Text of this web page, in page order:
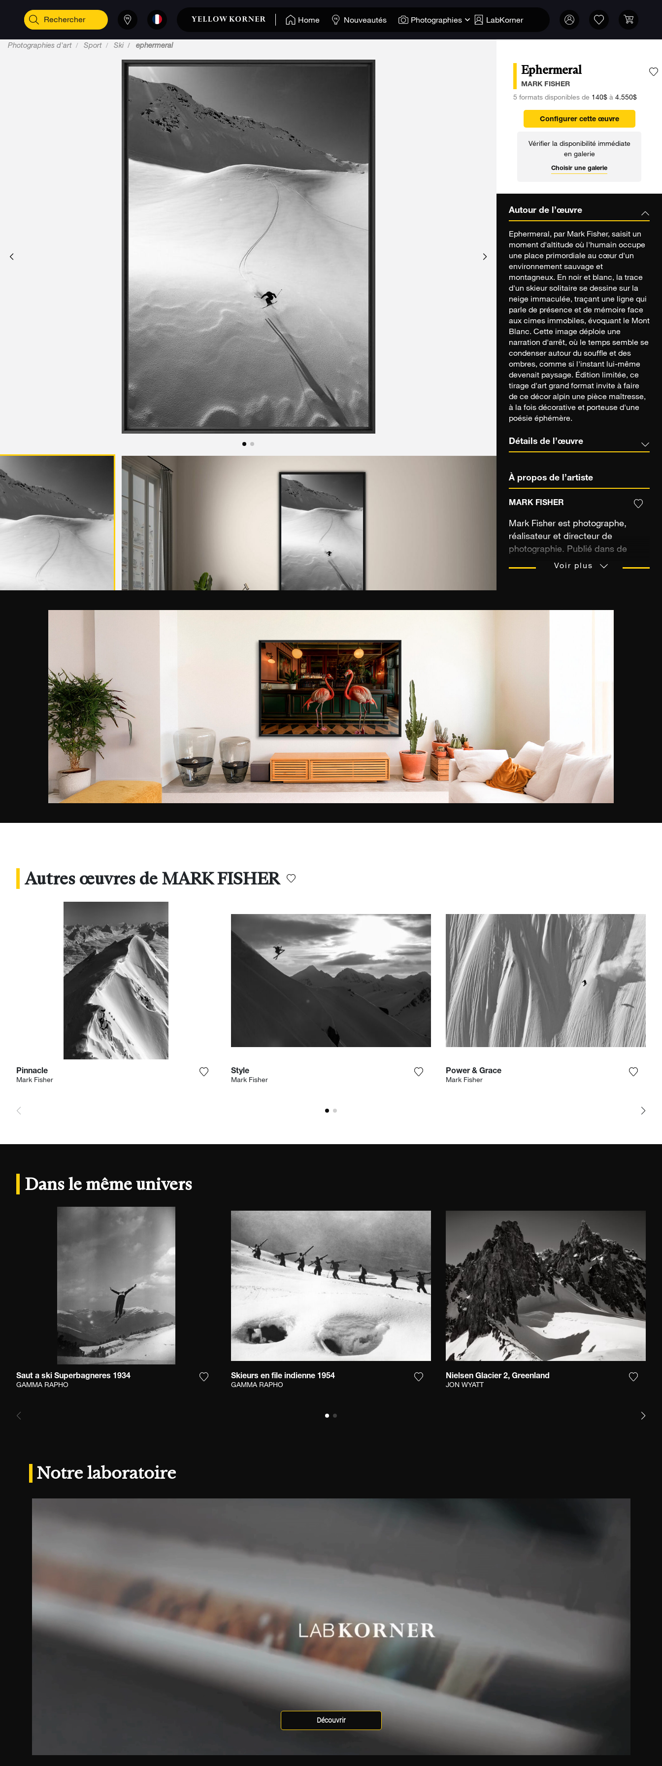
Home Nouveautés Photographies LabKorner
Photographies d'art Sport Ski ephermeral
Ephermeral
MARK FISHER
5 formats disponibles de 140$à 4.550$
Configurer cette œuvre
Vérifier la disponibilité immédiate
en galerie
Choisir une galerie
Autour de l’œuvre
Ephermeral, par Mark Fisher, saisit un
moment d'altitude où l'humain occupe
une place primordiale au cœur d'un
environnement sauvage et
montagneux. En noir et blanc, la trace
d'un skieur solitaire se dessine sur la
neige immaculée, traçant une ligne qui
parle de présence et de mémoire face
aux cimes immobiles, évoquant le Mont
Blanc. Cette image déploie une
narration d'arrêt, où le temps semble se
condenser autour du souffle et des
ombres, comme si l'instant lui-même
devenait paysage. Édition limitée, ce
tirage d'art grand format invite à faire
de ce décor alpin une pièce maîtresse,
à la fois décorative et porteuse d'une
poésie éphémère.
Détails de l’œuvre
À propos de l’artiste
MARK FISHER
Mark Fisher est photographe,
réalisateur et directeur de
photographie. Publié dans de
nombreuses revues à travers le
Voir plus
Autres œuvres de MARK FISHER
Pinnacle
Mark Fisher Ajouter la photographie à ma wishlist
Style
Mark Fisher Ajouter la photographie à ma wishlist
Power & Grace
Mark Fisher
Dans le même univers
Saut a ski Superbagneres 1934
GAMMA RAPHO Ajouter la photographie à ma wishlist
Skieurs en file indienne 1954
GAMMA RAPHO Ajouter la photographie à ma wishlist
Nielsen Glacier 2, Greenland
JON WYATT
Notre laboratoire
Découvrir